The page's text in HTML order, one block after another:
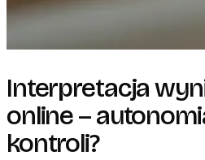
Interpretacja
online –
kontroli?